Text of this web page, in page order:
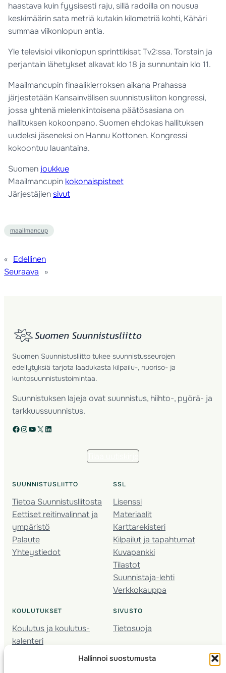
Hallinnoi suostumusta
haastava kuin fyysisesti raju, sillä radoilla on nousua
keskimäärin sata metriä kutakin kilometriä kohti, Kähäri
summaa viikonlopun antia.
Yle televisioi viikonlopun sprinttikisat Tv2:ssa. Torstain ja
perjantain lähetykset alkavat klo 18 ja sunnuntain klo 11.
Maailmancupin finaalikierroksen aikana Prahassa
järjestetään Kansainvälisen suunnistusliiton kongressi,
jossa yhtenä mielenkiintoisena päätösasiana on
hallituksen kokoonpano. Suomen ehdokas hallituksen
uudeksi jäseneksi on Hannu Kottonen. Kongressi
kokoontuu lauantaina.
Suomen joukkue
Maailmancupin kokonaispisteet
Järjestäjiensivut
maailmancup
« Edellinen
Seuraava
»
Suomen Suunnistusliitto tukee suunnistusseurojen
edellytyksiä tarjota laadukasta kilpailu-, nuoriso- ja
kuntosuunnistustoimintaa.
Suunnistuksen lajeja ovat suunnistus, hiihto-, pyörä- ja
tarkkuussuunnistus.
Facebook Instagram YouTube X LinkedIn
SUUNNISTUSLIITTO
Tietoa Suunnistusliitosta
Eettiset reitinvalinnat ja
ympäristö
Palaute
Yhteystiedot
SSL
Lisenssi
Materiaalit
Karttarekisteri
Kilpailut ja tapahtumat
Kuvapankki
Tilastot
Suunnistaja-lehti
Verkkokauppa
KOULUTUKSET
Koulutus ja koulutus­
kalenteri
Nuorison koulutukset
SIVUSTO
Tietosuoja